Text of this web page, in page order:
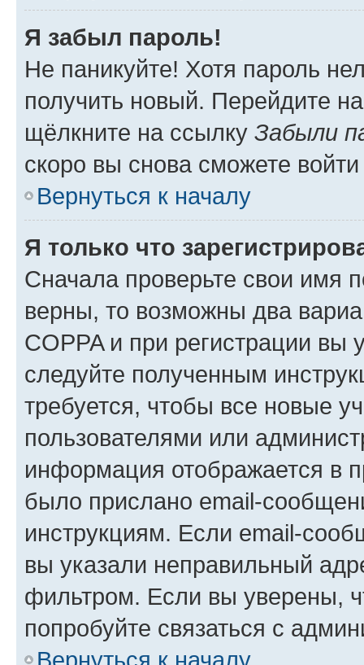
Я забыл пароль!
Не паникуйте! Хотя пароль
получить новый. Перейдите
щёлкните на ссылку Забыли
скоро вы снова сможете
Вернуться к началу
Я только что
Сначала проверьте свои имя
верны, то возможны два
COPPA и при регистрации вы
следуйте полученным
требуется, чтобы все новые
пользователями или
информация отображается в
было прислано email-
инструкциям. Если email-
вы указали неправильный
фильтром. Если вы уверены,
попробуйте связаться с
Вернуться к началу